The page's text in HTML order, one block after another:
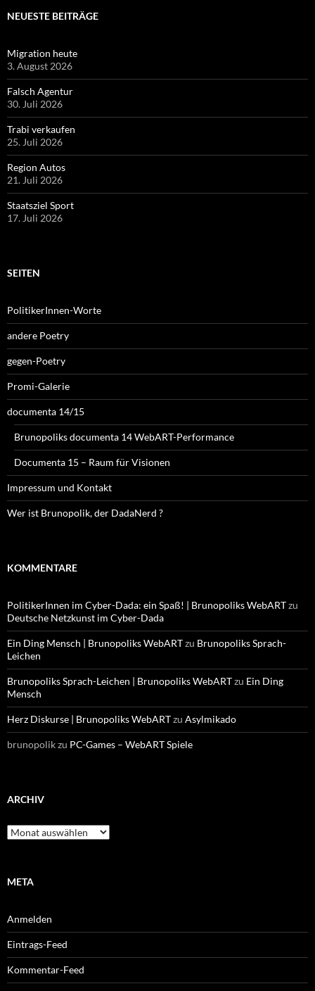
NEUESTE BEITRÄGE
Migration heute
3. August 2026
Falsch Agentur
30. Juli 2026
Trabi verkaufen
25. Juli 2026
Region Autos
21. Juli 2026
Staatsziel Sport
17. Juli 2026
SEITEN
PolitikerInnen-Worte
andere Poetry
gegen-Poetry
Promi-Galerie
documenta 14/15
Brunopoliks documenta 14 WebART-Performance
Documenta 15 – Raum für Visionen
Impressum und Kontakt
Wer ist Brunopolik, der DadaNerd ?
KOMMENTARE
PolitikerInnen im Cyber-Dada: ein Spaß! | Brunopoliks WebARTzu
Deutsche Netzkunst im Cyber-Dada
Ein Ding Mensch | Brunopoliks WebARTzu Brunopoliks Sprach-
Leichen
Brunopoliks Sprach-Leichen | Brunopoliks WebARTzu Ein Ding
Mensch
Herz Diskurse | Brunopoliks WebARTzu Asylmikado
brunopolikzu PC-Games – WebART Spiele
ARCHIV
Archiv
META
Anmelden
Eintrags-Feed
Kommentar-Feed